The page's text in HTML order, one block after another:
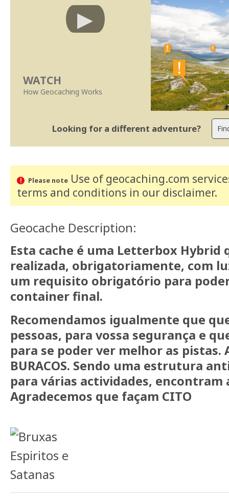
WATCH
How Geocaching Works
Looking for a different adventure?
Please noteUse of geocaching.com
terms and conditions in our disclaimer.
Geocache Description:
Esta cache é uma Letterbox Hybrid
realizada, obrigatoriamente, com
um requisito obrigatório para
container final.
Recomendamos igualmente que
pessoas, para vossa segurança e
para se poder ver melhor as pistas.
BURACOS. Sendo uma estrutura
para várias actividades, encontram
Agradecemos que façam CITO